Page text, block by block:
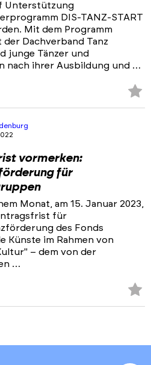
Unterstützung
DIS-TANZ-START
Mit dem Programm
Dachverband Tanz
junge Tänzer und
nach ihrer Ausbildung und …
vormerken:
für
Monat, am 15. Januar 2023,
für
des Fonds
Künste im Rahmen von
– dem von der
…